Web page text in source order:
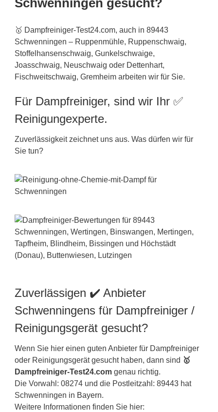
Schwenningen gesucht?
🥇 Dampfreiniger-Test24.com, auch in 89443
Schwenningen – Ruppenmühle, Ruppenschwaig,
Stoffelhansenschwaig, Gunkelschwaige,
Joasschwaig, Neuschwaig oder Dettenhart,
Fischweitschwaig, Gremheim arbeiten wir für Sie.
Für Dampfreiniger, sind wir Ihr ✅
Reinigungexperte.
Zuverlässigkeit zeichnet uns aus. Was dürfen wir für
Sie tun?
Zuverlässigen ✔️ Anbieter
Schwenningens für Dampfreiniger /
Reinigungsgerät gesucht?
Wenn Sie hier einen guten Anbieter für Dampfreiniger
oder Reinigungsgerät gesucht haben, dann sind 🥇
Dampfreiniger-Test24.com genau richtig.
Die Vorwahl: 08274 und die Postleitzahl: 89443 hat
Schwenningen in Bayern.
Weitere Informationen finden Sie hier: